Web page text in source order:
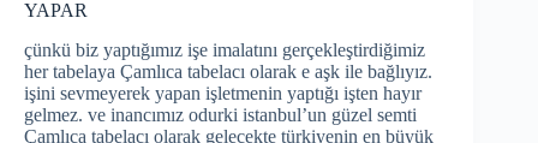
YAPAR
çünkü biz yaptığımız işe imalatını gerçekleştirdiğimiz
her tabelaya Çamlıca tabelacı olarak e aşk ile bağlıyız.
işini sevmeyerek yapan işletmenin yaptığı işten hayır
gelmez. ve inancımız odurki istanbul’un güzel semti
Çamlıca tabelacı olarak gelecekte türkiyenin en büyük